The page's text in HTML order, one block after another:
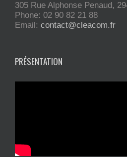
305 Rue Alphonse Penaud,
Phone: 02 90 82 21 88
Email: contact@cleacom.fr
PRÉSENTATION